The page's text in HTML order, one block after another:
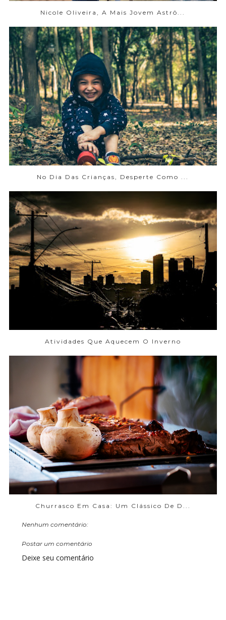
Nicole Oliveira, A Mais Jovem Astrô...
No Dia Das Crianças, Desperte Como ...
Atividades Que Aquecem O Inverno
Churrasco Em Casa: Um Clássico De D...
Nenhum comentário:
Postar um comentário
Deixe seu comentário